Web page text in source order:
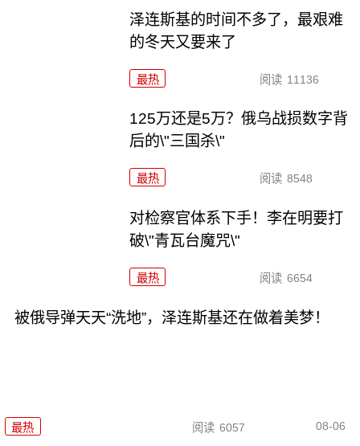
泽连斯基的时间不多了，最艰难
的冬天又要来了
最热 阅读 11136
125万还是5万？俄乌战损数字背
后的\"三国杀\"
最热 阅读 8548
对检察官体系下手！李在明要打
破\"青瓦台魔咒\"
最热 阅读 6654
被俄导弹天天“洗地”，泽连斯基还在做着美梦！
最热 阅读 6057 08-06